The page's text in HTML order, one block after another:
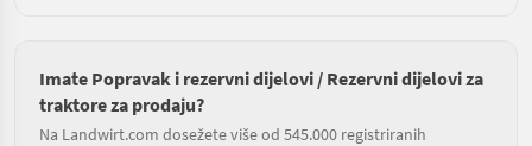
Imate Popravak i rezervni dijelovi / Rezervni dijelovi za
traktore za prodaju?
Na Landwirt.com dosežete više od 545.000 registriranih